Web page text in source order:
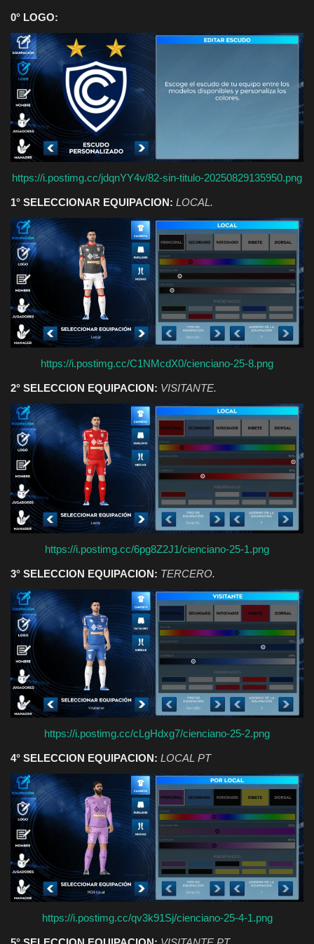
0° LOGO:
https://i.postimg.cc/jdqnYY4v/82-sin-titulo-20250829135950.png
1° SELECCIONAR EQUIPACION: LOCAL.
https://i.postimg.cc/C1NMcdX0/cienciano-25-8.png
2° SELECCION EQUIPACION: VISITANTE.
https://i.postimg.cc/6pg8Z2J1/cienciano-25-1.png
3° SELECCION EQUIPACION: TERCERO.
https://i.postimg.cc/cLgHdxg7/cienciano-25-2.png
4° SELECCION EQUIPACION: LOCAL PT
https://i.postimg.cc/qv3k91Sj/cienciano-25-4-1.png